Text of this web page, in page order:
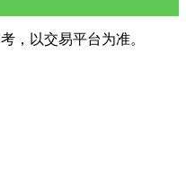
，以交易平台为准。